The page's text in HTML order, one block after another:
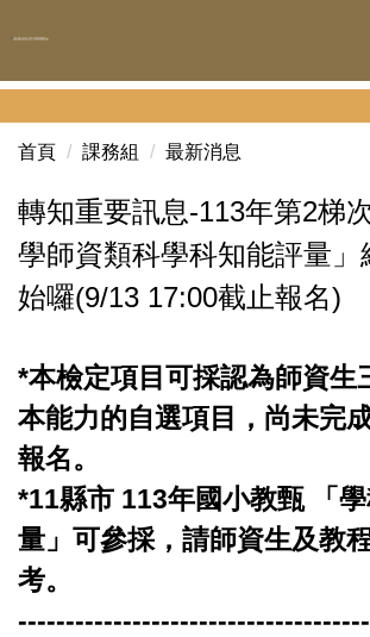
到
容
首頁 課務組 最新消息
轉知重要訊息-113年第2梯
學師資類科學科知能評量」
始囉(9/13 17:00截止報名)
*本檢定項目可採認為師資生
本能力的自選項目，尚未完
報名。
*11縣市 113年國小教甄 「
量」可參採，請師資生及教
考。